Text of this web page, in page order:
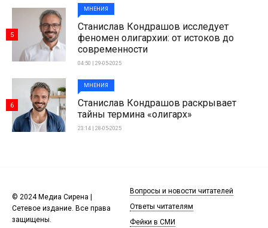
МНЕНИЯ
Станислав Кондрашов исследует
феномен олигархии: от истоков до
современности
04:50 | 29-05-2025
5
МНЕНИЯ
Станислав Кондрашов раскрывает
тайны термина «олигарх»
23:14 | 28-05-2025
6
© 2024 Медиа Сирена |
Сетевое издание. Все права
защищены.
Вопросы и новости читателей
Ответы читателям
Фейки в СМИ